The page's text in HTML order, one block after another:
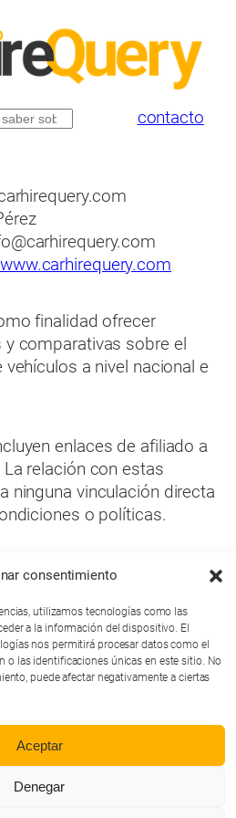
consentimiento
utilizamos tecnologías como las
a la información del dispositivo. El
nos permitirá procesar datos como el
o las identificaciones únicas en este sitio. No
puede afectar negativamente a ciertas
Aceptar
Denegar
contacto
finalidad ofrecer
comparativas sobre el
a nivel nacional e
enlaces de afiliado a
relación con estas
ninguna vinculación directa
o políticas.
la aceptación de este aviso
Términos y Condiciones
Política de Cookies
Aviso Legal